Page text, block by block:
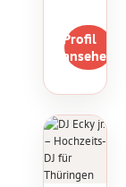
Profil
ansehen